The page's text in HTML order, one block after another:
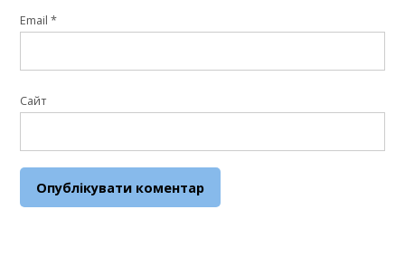
Email*
Сайт